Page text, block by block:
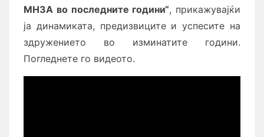
МНЗА во последните години“, прикажувајќи
ја динамиката, предизвиците и успесите на
здружението во изминатите години.
Погледнете го видеото.